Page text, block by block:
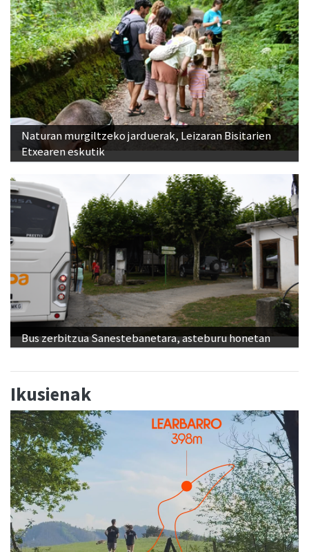
Naturan murgiltzeko jarduerak, Leizaran Bisitarien
Etxearen eskutik
Bus zerbitzua Sanestebanetara, asteburu honetan
Ikusienak